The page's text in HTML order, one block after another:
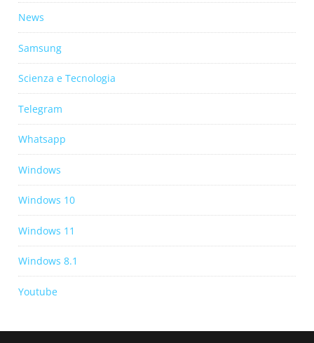
News
Samsung
Scienza e Tecnologia
Telegram
Whatsapp
Windows
Windows 10
Windows 11
Windows 8.1
Youtube